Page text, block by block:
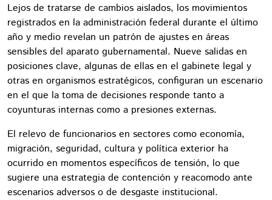
Lejos de tratarse de cambios aislados, los movimientos
registrados en la administración federal durante el último
año y medio revelan un patrón de ajustes en áreas
sensibles del aparato gubernamental. Nueve salidas en
posiciones clave, algunas de ellas en el gabinete legal y
otras en organismos estratégicos, configuran un escenario
en el que la toma de decisiones responde tanto a
coyunturas internas como a presiones externas.
El relevo de funcionarios en sectores como economía,
migración, seguridad, cultura y política exterior ha
ocurrido en momentos específicos de tensión, lo que
sugiere una estrategia de contención y reacomodo ante
escenarios adversos o de desgaste institucional.